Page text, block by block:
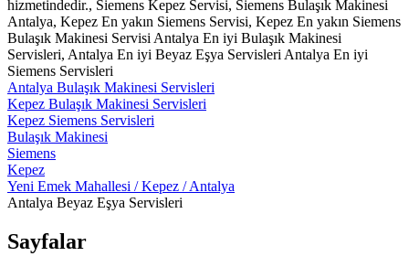
hizmetindedir., Siemens Kepez Servisi, Siemens Bulaşık Makinesi
Antalya, Kepez En yakın Siemens Servisi, Kepez En yakın Siemens
Bulaşık Makinesi Servisi Antalya En iyi Bulaşık Makinesi
Servisleri, Antalya En iyi Beyaz Eşya Servisleri Antalya En iyi
Siemens Servisleri
Antalya Bulaşık Makinesi Servisleri
Kepez Bulaşık Makinesi Servisleri
Kepez Siemens Servisleri
Bulaşık Makinesi
Siemens
Kepez
Yeni Emek Mahallesi / Kepez / Antalya
Antalya Beyaz Eşya Servisleri
Sayfalar